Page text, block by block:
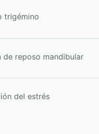
trigémino
de reposo mandibular
del estrés